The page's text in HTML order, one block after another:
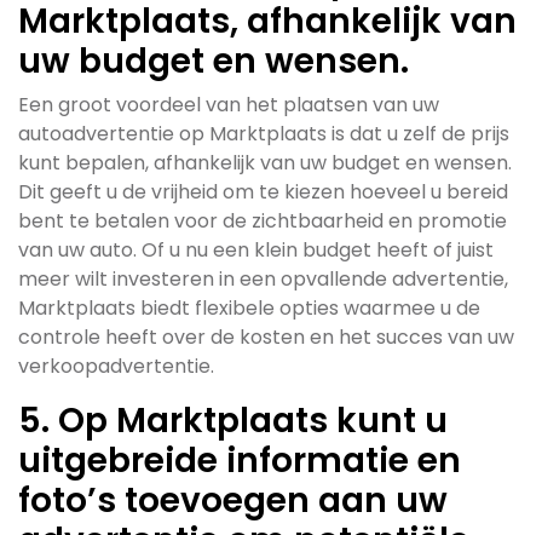
Marktplaats, afhankelijk van
uw budget en wensen.
Een groot voordeel van het plaatsen van uw
autoadvertentie op Marktplaats is dat u zelf de prijs
kunt bepalen, afhankelijk van uw budget en wensen.
Dit geeft u de vrijheid om te kiezen hoeveel u bereid
bent te betalen voor de zichtbaarheid en promotie
van uw auto. Of u nu een klein budget heeft of juist
meer wilt investeren in een opvallende advertentie,
Marktplaats biedt flexibele opties waarmee u de
controle heeft over de kosten en het succes van uw
verkoopadvertentie.
5. Op Marktplaats kunt u
uitgebreide informatie en
foto’s toevoegen aan uw